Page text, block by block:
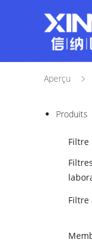
Aperçu
Produits
Filtre
Filtre